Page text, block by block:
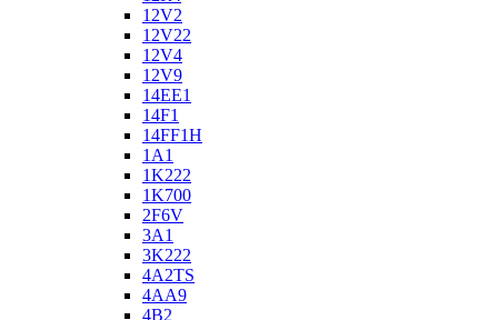
12V2
12V22
12V4
12V9
14EE1
14F1
14FF1H
1A1
1K222
1K700
2F6V
3A1
3K222
4A2TS
4AA9
4B2